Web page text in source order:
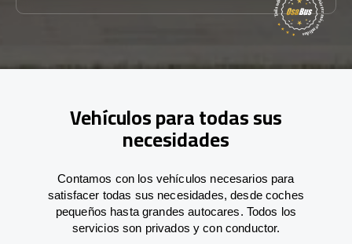
Vehículos para todas sus
necesidades
Contamos con los vehículos necesarios para
satisfacer todas sus necesidades, desde coches
pequeños hasta grandes autocares. Todos los
servicios son privados y con conductor.